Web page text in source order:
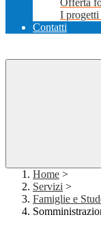
Offerta
I progetti
Contatti
Home >
Servizi >
Famiglie e